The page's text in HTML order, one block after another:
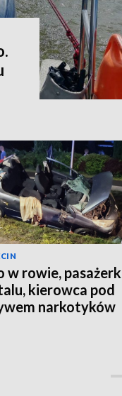
w rowie,
kierowca pod
narkotyków